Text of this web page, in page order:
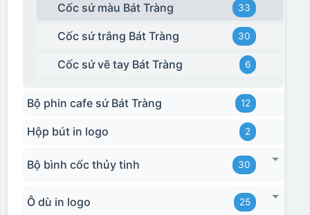
Cốc sứ màu Bát Tràng 33
Cốc sứ trắng Bát Tràng 30
Cốc sứ vẽ tay Bát Tràng 6
Bộ phin cafe sứ Bát Tràng 12
Hộp bút in logo 2
Bộ bình cốc thủy tinh 30
Ô dù in logo 25